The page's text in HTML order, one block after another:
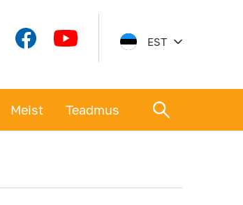
EST
Meist Teadmus